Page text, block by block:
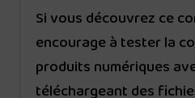
Si vous découvrez ce
encourage à tester la
produits numériques
téléchargeant des